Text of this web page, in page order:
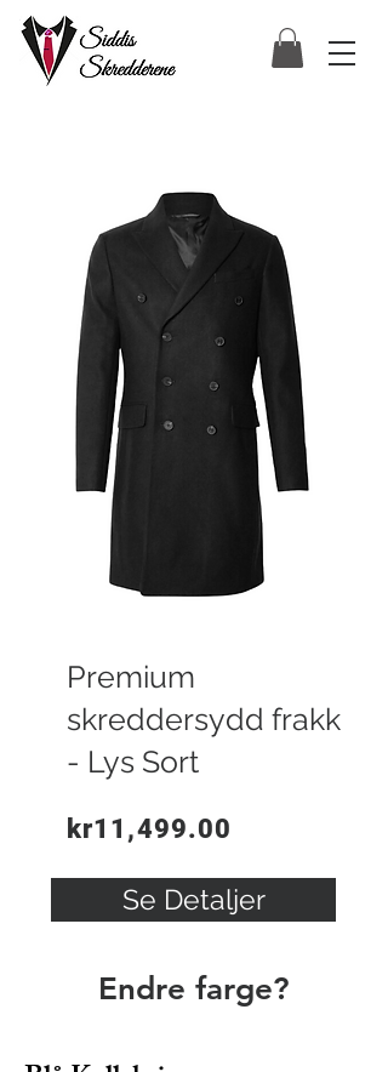
Premium
skreddersydd frakk
- Lys Sort
kr11,499.00
Se Detaljer
Endre farge?